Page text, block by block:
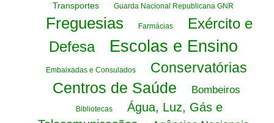
Transportes
Guarda Nacional Republicana GNR
Freguesias Farmácias
Exército e
Defesa
Escolas e Ensino
Embaixadas e Consulados Conservatórias
Centros de Saúde Bombeiros
Bibliotecas
Água, Luz, Gás e